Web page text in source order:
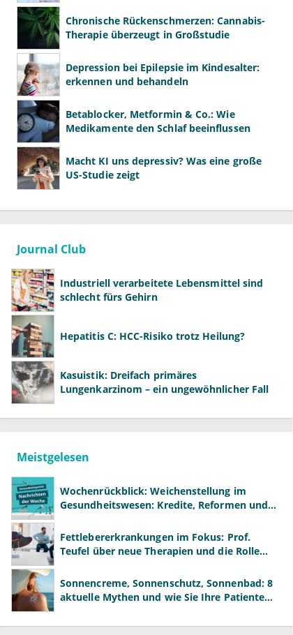
Chronische Rückenschmerzen: Cannabis-
Therapie überzeugt in Großstudie
Depression bei Epilepsie im Kindesalter:
erkennen und behandeln
Betablocker, Metformin & Co.: Wie
Medikamente den Schlaf beeinflussen
Macht KI uns depressiv? Was eine große
US-Studie zeigt
Journal Club
Industriell verarbeitete Lebensmittel sind
schlecht fürs Gehirn
Hepatitis C: HCC-Risiko trotz Heilung?
Kasuistik: Dreifach primäres
Lungenkarzinom – ein ungewöhnlicher Fall
Meistgelesen
Wochenrückblick: Weichenstellung im
Gesundheitswesen: Kredite, Reformen und
Fettlebererkrankungen im Fokus: Prof.
Teufel über neue Therapien und die Rolle
Sonnencreme, Sonnenschutz, Sonnenbad: 8
aktuelle Mythen und wie Sie Ihre Patienten